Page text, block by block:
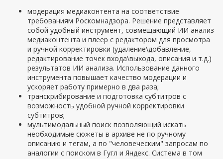
модерация медиаконтента на соответствие
требованиям Роскомнадзора. Решение представляет
собой удобный инструмент, совмещающий ИИ анализ
медиаконтента и плеер с редактором для просмотра
и ручной корректировки (удаление\добавление,
редактирование точек входа\выхода, описания и т.д.)
результатов ИИ анализа. Использование данного
инструмента повышает качество модерации и
ускоряет работу примерно в два раза;
транскрибирование и подготовка субтитров с
возможность удобной ручной корректировки
субтитров;
мультимодальный поиск позволяющий искать
необходимые сюжеты в архиве не по ручному
описанию и тегам, а по "человеческим" запросам по
аналогии с поиском в Гугл и Яндекс. Система в том